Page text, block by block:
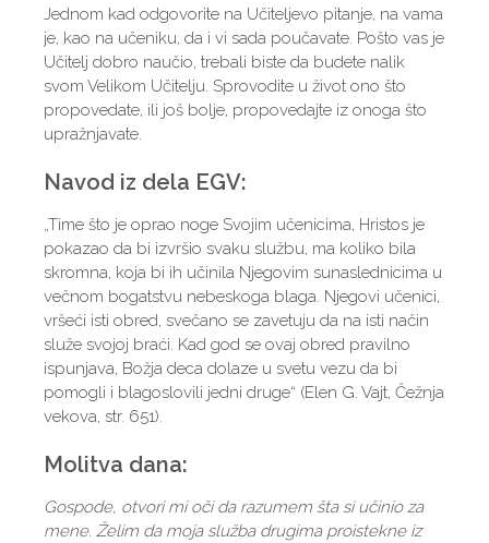
Jednom kad odgovorite na Učiteljevo pitanje, na vama
je, kao na učeniku, da i vi sada poučavate. Pošto vas je
Učitelj dobro naučio, trebali biste da budete nalik
svom Velikom Učitelju. Sprovodite u život ono što
propovedate, ili još bolje, propovedajte iz onoga što
upražnjavate.
Navod iz dela EGV:
„Time što je oprao noge Svojim učenicima, Hristos je
pokazao da bi izvršio svaku službu, ma koliko bila
skromna, koja bi ih učinila Njegovim sunaslednicima u
večnom bogatstvu nebeskoga blaga. Njegovi učenici,
vršeći isti obred, svečano se zavetuju da na isti način
služe svojoj braći. Kad god se ovaj obred pravilno
ispunjava, Božja deca dolaze u svetu vezu da bi
pomogli i blagoslovili jedni druge“ (Elen G. Vajt, Čežnja
vekova, str. 651).
Molitva dana:
Gospode, otvori mi oči da razumem šta si učinio za
mene. Želim da moja služba drugima proistekne iz